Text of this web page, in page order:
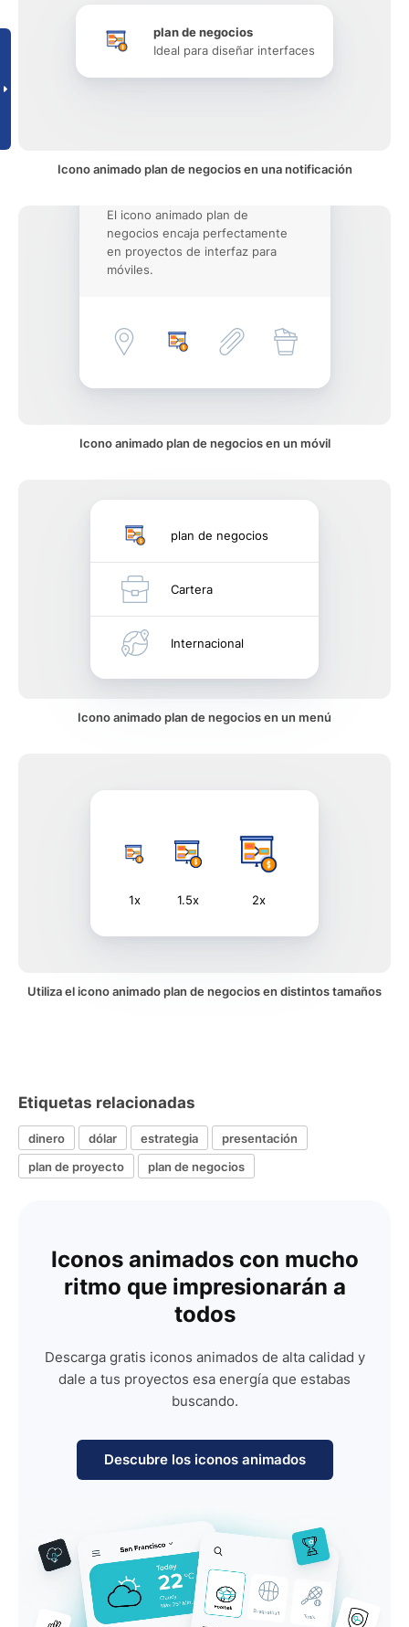
plan de negocios
Ideal para diseñar interfaces
Icono animado plan de negocios en una notificación
El icono animado plan de
negocios encaja perfectamente
en proyectos de interfaz para
móviles.
Icono animado plan de negocios en un móvil
plan de negocios
Cartera
Internacional
Icono animado plan de negocios en un menú
1x 1.5x 2x
Utiliza el icono animado plan de negocios en distintos tamaños
Etiquetas relacionadas
dinero dólar estrategia
presentación
plan de proyecto
plan de negocios
Iconos animados con mucho
ritmo que impresionarán a
todos
Descarga gratis iconos animados de alta calidad y
dale a tus proyectos esa energía que estabas
buscando.
Descubre los iconos animados